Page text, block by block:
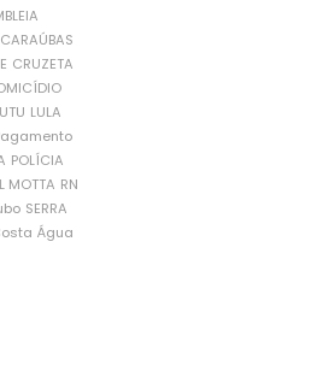
CARAÚBAS
CRUZETA
LULA
POLÍCIA
MOTTA RN
SERRA
Água